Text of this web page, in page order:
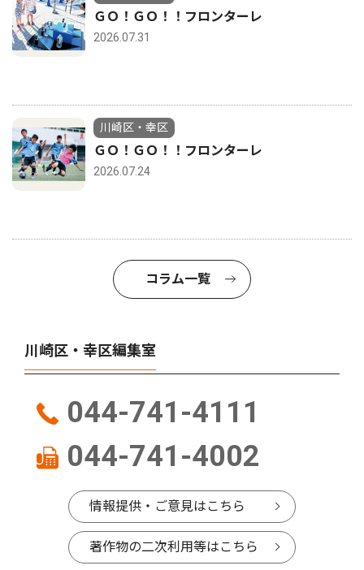
ＧＯ！ＧＯ！！フロンターレ
2026.07.31
川崎区・幸区
ＧＯ！ＧＯ！！フロンターレ
2026.07.24
コラム一覧
川崎区・幸区編集室
044-741-4111
044-741-4002
情報提供・ご意見はこちら
著作物の二次利用等はこちら